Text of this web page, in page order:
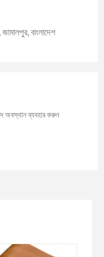
,জামালপুর,বাংলাদেশ
অবস্থান ব্যবহার করুন